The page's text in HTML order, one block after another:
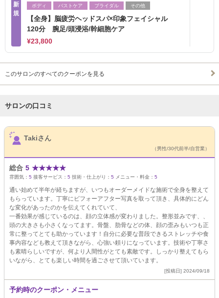
新
規
ボディ
バストケア ブライダル その他
【全身】脳疲労ヘッドスパ×印象フェイシャル
120分 腕足/頭浸浴/幹細胞ケア
¥23,800
このサロンのすべてのクーポンを見る
サロンの口コミ
サロンPick Up
Takiさん
（男性/30代前半/自営業）
総合 5 ★★★★★
雰囲気： 5 接客サービス： 5 技術・仕上がり： 5 メニュー・料金： 5
通い始めて半年が経ちますが、いつもオーダーメイドな施術で全身を整えて
もらっています。丁寧にビフォーアフター写真を取って頂き、具体的にどん
な変化があったのかを伝えてくれていて、
一番効果が感じているのは、顔の立体感が変わりました。整形並みです、、
頭の大きさも小さくなってます。骨盤、肋骨などの体、顔の歪みもいつも正
常に整ってとても助かっています！自分に必要な普段できるストレッチや食
事内容なども教えて頂きながら、心強い頼りになっています。技術や丁寧さ
も素晴らしいですが、何より人間性がとても素敵です。しっかり整えてもら
いながら、とても楽しい時間を過ごさせて頂いています。
[投稿日] 2024/09/18
予約時のクーポン・メニュー